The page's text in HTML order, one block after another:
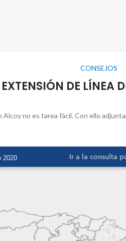
CONSEJOS
DE LÍNEA
no es tarea fácil. Con ello